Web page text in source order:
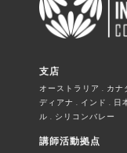
支店
オーストラリア . カナ
ディアナ . インド . 日
ル . シリコンバレー
講師活動拠点